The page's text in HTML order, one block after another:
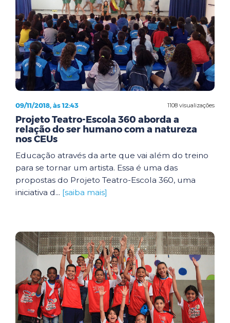
1108 visualizações
09/11/2018, às 12:43
Projeto Teatro-Escola 360 aborda a
relação do ser humano com a natureza
nos CEUs
Educação através da arte que vai além do treino
para se tornar um artista. Essa é uma das
propostas do Projeto Teatro-Escola 360, uma
iniciativa d... [saiba mais]